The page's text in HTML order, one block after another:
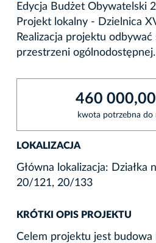
Edycja Budżet Obywatelski
Projekt lokalny - Dzielnica
Realizacja projektu
przestrzeni ogólnodostępnej.
460 000,00
kwota potrzebna do
LOKALIZACJA
Główna lokalizacja:
20/121, 20/133
KRÓTKI OPIS PROJEKTU
Celem projektu jest budowa